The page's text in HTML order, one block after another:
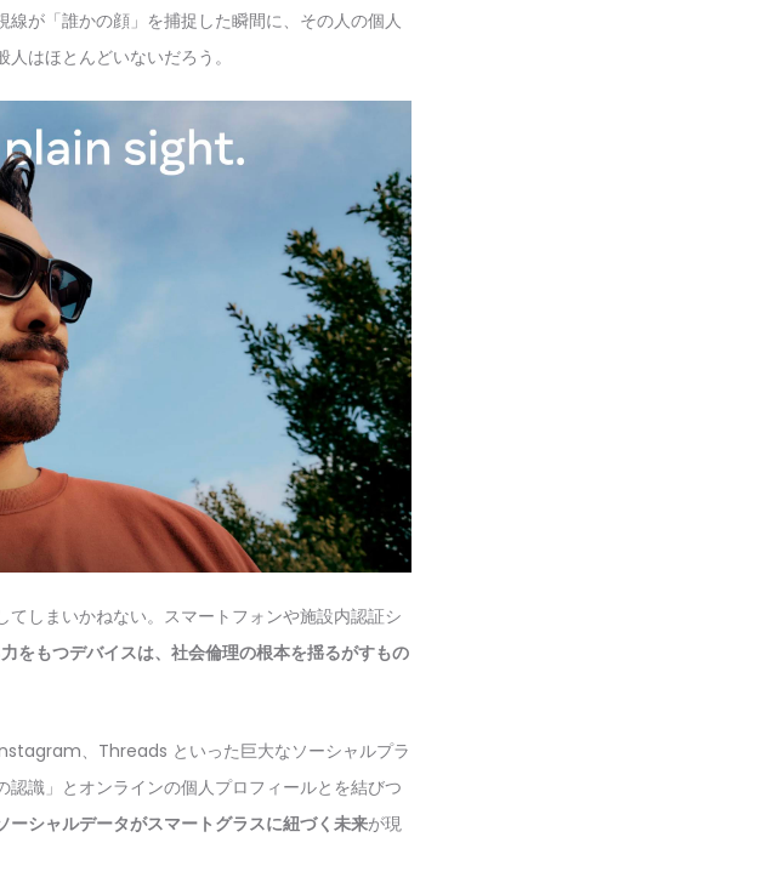
が「誰かの顔」を捕捉した瞬間に、その人の個人
はほとんどいないだろう。
しまいかねない。スマートフォンや施設内認証シ
をもつデバイスは、社会倫理の根本を揺るがすもの
、Threads といった巨大なソーシャルプラ
識」とオンラインの個人プロフィールとを結びつ
ーシャルデータがスマートグラスに紐づく未来が現